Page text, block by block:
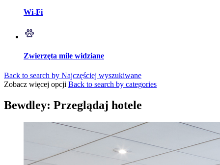
Wi-Fi
Zwierzęta mile widziane
Back to search by Najczęściej wyszukiwane
Zobacz więcej opcji Back to search by categories
Bewdley: Przeglądaj hotele